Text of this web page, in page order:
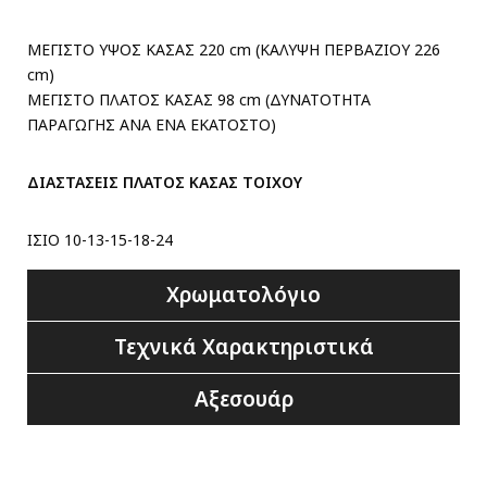
ΜΕΓΙΣΤΟ ΥΨΟΣ ΚΑΣΑΣ 220 cm (ΚΑΛΥΨΗ ΠΕΡΒΑΖΙΟΥ 226
cm)
ΜΕΓΙΣΤΟ ΠΛΑΤΟΣ ΚΑΣΑΣ 98 cm (ΔΥΝΑΤΟΤΗΤΑ
ΠΑΡΑΓΩΓΗΣ ΑΝΑ ΕΝΑ ΕΚΑΤΟΣΤΟ)
ΔΙΑΣΤΑΣΕΙΣ ΠΛΑΤΟΣ ΚΑΣΑΣ ΤΟΙΧΟΥ
ΙΣΙΟ 10-13-15-18-24
Χρωματολόγιο
Τεχνικά Χαρακτηριστικά
Αξεσουάρ